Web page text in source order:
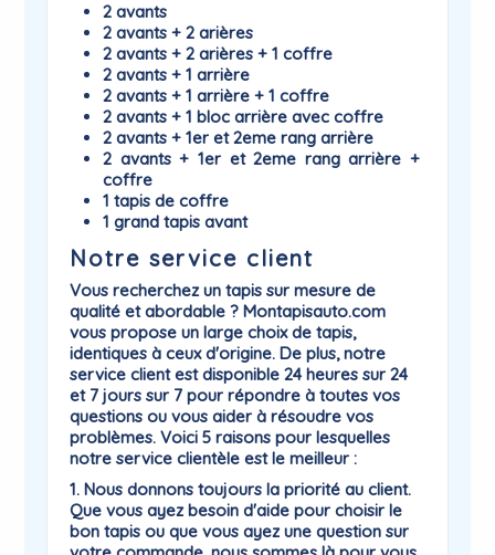
2 avants
2 avants + 2 arières
2 avants + 2 arières + 1 coffre
2 avants + 1 arrière
2 avants + 1 arrière + 1 coffre
2 avants + 1 bloc arrière avec coffre
2 avants + 1er et 2eme rang arrière
2 avants + 1er et 2eme rang arrière +
coffre
1 tapis de coffre
1 grand tapis avant
Notre service client
Vous recherchez un tapis sur mesure de
qualité et abordable ? Montapisauto.com
vous propose un large choix de tapis,
identiques à ceux d'origine. De plus, notre
service client est disponible 24 heures sur 24
et 7 jours sur 7 pour répondre à toutes vos
questions ou vous aider à résoudre vos
problèmes. Voici 5 raisons pour lesquelles
notre service clientèle est le meilleur :
1. Nous donnons toujours la priorité au client.
Que vous ayez besoin d'aide pour choisir le
bon tapis ou que vous ayez une question sur